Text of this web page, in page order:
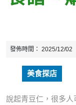
發佈時間： 2025/12/02
美食探店
說起青豆仁，很多人